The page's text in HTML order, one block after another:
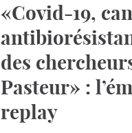
«Covid-19,
des
Pasteur» :
replay